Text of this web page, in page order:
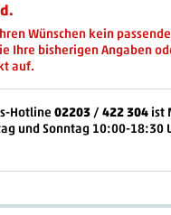
Wünschen kein
Ihre bisherigen Angaben
auf.
Hotline 02203 / 422 304 ist
und Sonntag 10:00-18:30